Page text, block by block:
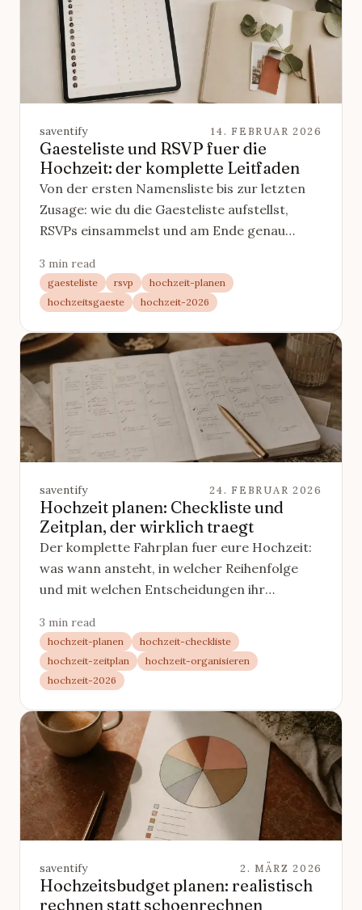
saventify 14. FEBRUAR 2026
Gaesteliste und RSVP fuer die
Hochzeit: der komplette Leitfaden
Von der ersten Namensliste bis zur letzten
Zusage: wie du die Gaesteliste aufstellst,
RSVPs einsammelst und am Ende genau
3 min read
gaesteliste rsvp
hochzeit-planen
hochzeitsgaeste
hochzeit-2026
saventify 24. FEBRUAR 2026
Hochzeit planen: Checkliste und
Zeitplan, der wirklich traegt
Der komplette Fahrplan fuer eure Hochzeit:
was wann ansteht, in welcher Reihenfolge
und mit welchen Entscheidungen ihr
3 min read
hochzeit-planen
hochzeit-checkliste
hochzeit-zeitplan
hochzeit-organisieren
hochzeit-2026
saventify 2. MÄRZ 2026
Hochzeitsbudget planen: realistisch
rechnen statt schoenrechnen